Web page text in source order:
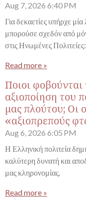
Aug 7, 2026 6:40 PM
Για δεκαετίες υπήρχε
μπορούσε σχεδόν από
στις Ηνωμένες
Read more »
Ποιοι φοβούνται
αξιοποίηση του
μας πλούτου; Οι
«αξιοπρεπούς
Aug 6, 2026 6:05 PM
Η Ελληνική πολιτεία
καλύτερη δυνατή και
μας κληρονομίας.
Read more »